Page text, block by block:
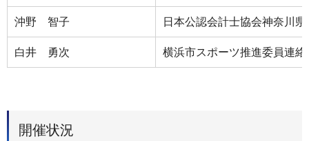
沖野 智子 日本公認会計士協会神奈川県
白井 勇次 横浜市スポーツ推進委員連
開催状況